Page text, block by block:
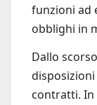
funzioni ad
obblighi in
Dallo
contratti. In